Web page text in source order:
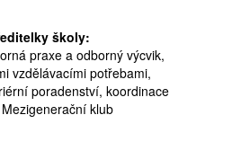
školy:
praxe a odborný výcvik,
vzdělávacími potřebami,
poradenství, koordinace
klub